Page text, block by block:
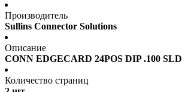
Производитель
Sullins Connector Solutions
Описание
CONN EDGECARD 24POS DIP .100 SLD
Количество страниц